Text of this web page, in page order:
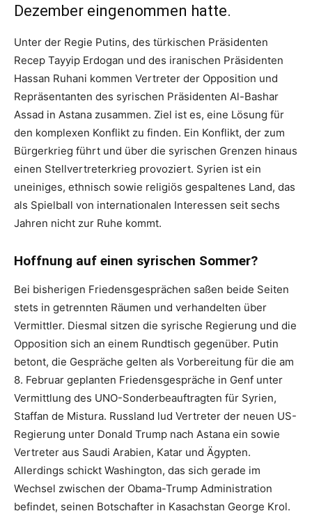
Dezember eingenommen hatte.
Unter der Regie Putins, des türkischen Präsidenten
Recep Tayyip Erdogan und des iranischen Präsidenten
Hassan Ruhani kommen Vertreter der Opposition und
Repräsentanten des syrischen Präsidenten Al-Bashar
Assad in Astana zusammen. Ziel ist es, eine Lösung für
den komplexen Konflikt zu finden. Ein Konflikt, der zum
Bürgerkrieg führt und über die syrischen Grenzen hinaus
einen Stellvertreterkrieg provoziert. Syrien ist ein
uneiniges, ethnisch sowie religiös gespaltenes Land, das
als Spielball von internationalen Interessen seit sechs
Jahren nicht zur Ruhe kommt.
Hoffnung auf einen syrischen Sommer?
Bei bisherigen Friedensgesprächen saßen beide Seiten
stets in getrennten Räumen und verhandelten über
Vermittler. Diesmal sitzen die syrische Regierung und die
Opposition sich an einem Rundtisch gegenüber. Putin
betont, die Gespräche gelten als Vorbereitung für die am
8. Februar geplanten Friedensgespräche in Genf unter
Vermittlung des UNO-Sonderbeauftragten für Syrien,
Staffan de Mistura. Russland lud Vertreter der neuen US-
Regierung unter Donald Trump nach Astana ein sowie
Vertreter aus Saudi Arabien, Katar und Ägypten.
Allerdings schickt Washington, das sich gerade im
Wechsel zwischen der Obama-Trump Administration
befindet, seinen Botschafter in Kasachstan George Krol.